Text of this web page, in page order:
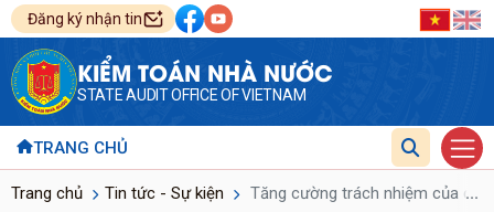
Đăng ký nhận tin
KIỂM TOÁN NHÀ NƯỚC
STATE AUDIT OFFICE OF VIETNAM
TRANG CHỦ
Trang chủ Tin tức - Sự kiện Tăng cường trách nhiệm của ...